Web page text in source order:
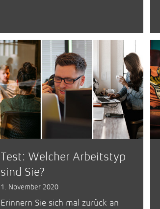
Test: Welcher Arbeitstyp
sind Sie?
1. November 2020
Erinnern Sie sich mal zurück an